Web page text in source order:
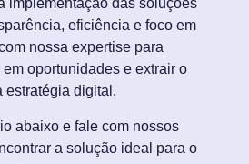
implementação das soluções
eficiência e foco em
nossa expertise para
oportunidades e extrair o
estratégia digital.
abaixo e fale com nossos
a solução ideal para o